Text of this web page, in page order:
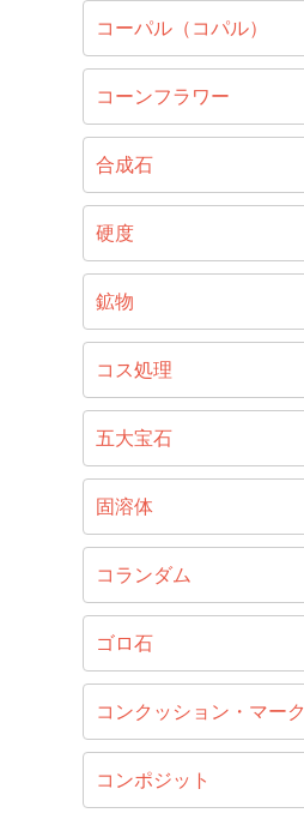
コーパル（コパル）
コーンフラワー
合成石
硬度
鉱物
コス処理
五大宝石
固溶体
コランダム
ゴロ石
コンクッション・マーク
コンポジット